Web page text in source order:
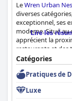
LeWren Urban
diverses
exceptionnel, ses
moderne. Situé au
apprécient la
restaurants et des
emplacement
chaleureuse,
appréciée, les
Lire les
Catégories
Pratiques de
Luxe